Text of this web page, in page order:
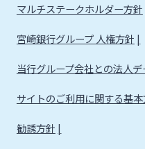
マルチステークホルダー方針
宮崎銀行グループ 人権方針
当行グループ会社との法人
サイトのご利用に関する基
勧誘方針